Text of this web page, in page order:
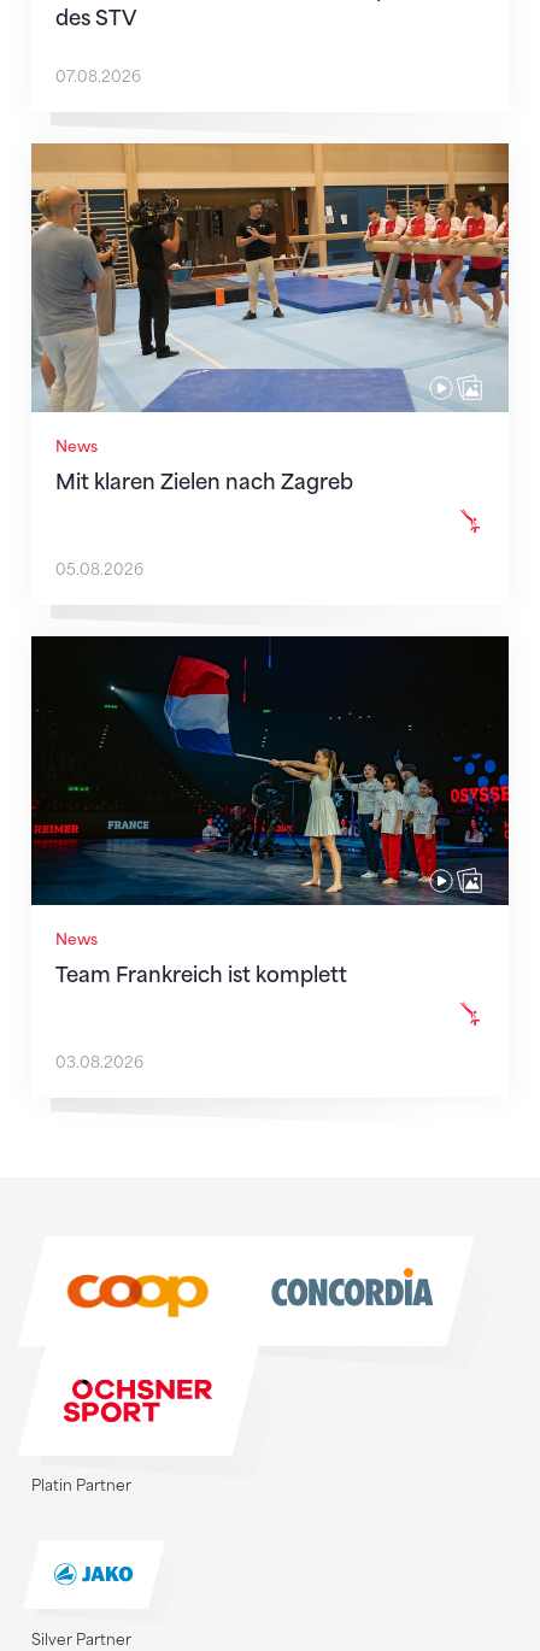
des STV
07.08.2026
News
Mit klaren Zielen nach Zagreb
Mit klaren Zielen nach Zagreb
05.08.2026
News
Team Frankreich ist komplett
Team Frankreich ist komplett
03.08.2026
Platin Partner
Silver Partner